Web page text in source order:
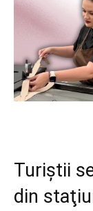
Turiştii
din